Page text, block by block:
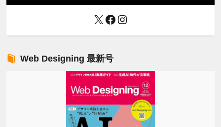
X Facebook
Instagram
Web Designing 最新号